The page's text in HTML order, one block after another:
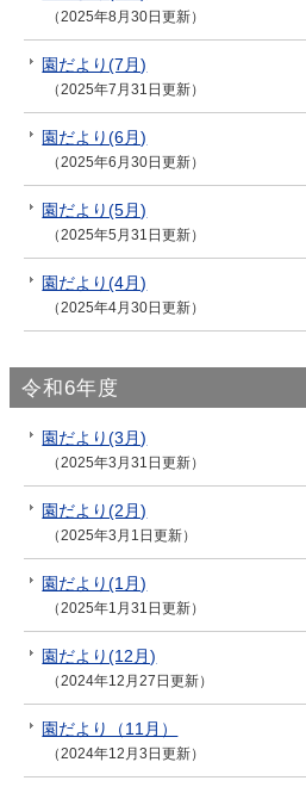
（2025年8月30日更新）
園だより(7月)
（2025年7月31日更新）
園だより(6月)
（2025年6月30日更新）
園だより(5月)
（2025年5月31日更新）
園だより(4月)
（2025年4月30日更新）
令和6年度
園だより(3月)
（2025年3月31日更新）
園だより(2月)
（2025年3月1日更新）
園だより(1月)
（2025年1月31日更新）
園だより(12月)
（2024年12月27日更新）
園だより（11月）
（2024年12月3日更新）